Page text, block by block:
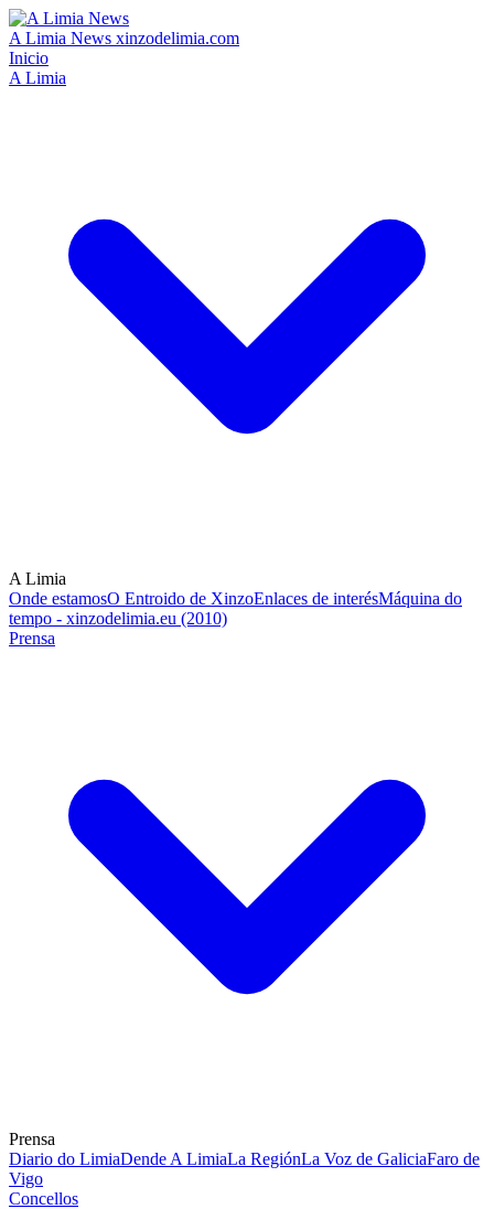
A Limia News xinzodelimia.com
Inicio
A Limia
A Limia
Onde estamosO Entroido de XinzoEnlaces de interésMáquina do
tempo - xinzodelimia.eu (2010)
Prensa
Prensa
Diario do LimiaDende A LimiaLa RegiónLa Voz de GaliciaFaro de
Vigo
Concellos